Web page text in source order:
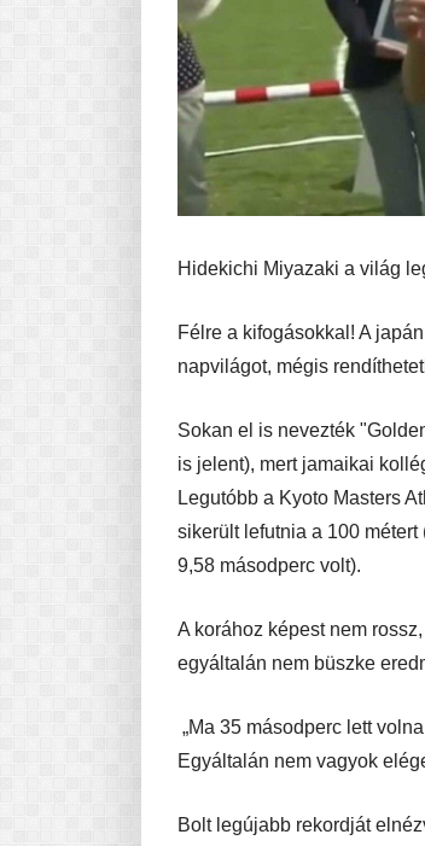
Hidekichi Miyazaki a világ
Félre a kifogásokkal! A
napvilágot, mégis
Sokan el is nevezték
is jelent), mert jamaikai
Legutóbb a Kyoto Masters
sikerült lefutnia a 100
9,58 másodperc volt).
A korához képest nem
egyáltalán nem büszke
„Ma 35 másodperc lett
Egyáltalán nem vagyok
Bolt legújabb rekordját